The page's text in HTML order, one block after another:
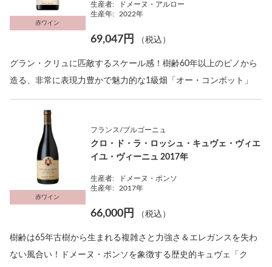
赤ワイン
生産者:
ドメーヌ・アルロー
生産年:
2022年
69,047円 （税込）
グラン・クリュに匹敵するスケール感！樹齢60年以上のピノから
造る、非常に表現力豊かで魅力的な1級畑「オー・コンボット」
赤ワイン
フランス/ブルゴーニュ
クロ・ド・ラ・ロッシュ・キュヴェ・ヴィエ
イユ・ヴィーニュ 2017年
生産者:
ドメーヌ・ポンソ
生産年:
2017年
66,000円 （税込）
樹齢は65年古樹から生まれる複雑さと力強さ＆エレガンスを失わ
ない風合い！ドメーヌ・ポンソを象徴する歴史的キュヴェ「ク